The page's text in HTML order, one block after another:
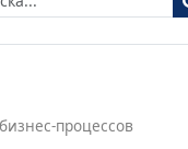
процессов